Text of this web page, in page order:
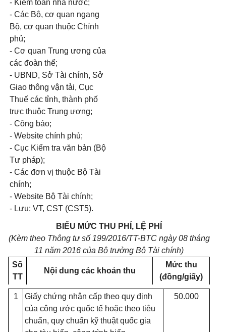
- Kiểm toán nhà nước;
- Các Bộ, cơ quan ngang
Bộ, cơ quan thuộc Chính
phủ;
- Cơ quan Trung ương của
các đoàn thể;
- UBND, Sở Tài chính, Sở
Giao thông vận tải, Cục
Thuế các tỉnh, thành phố
trực thuộc Trung ương;
- Công báo;
- Website chính phủ;
- Cục Kiểm tra văn bản (Bộ
Tư pháp);
- Các đơn vị thuộc Bộ Tài
chính;
- Website Bộ Tài chính;
- Lưu: VT, CST (CST5).
BIỂU MỨC THU PHÍ, LỆ PHÍ
(Kèm theo Thông tưsố 199/2016/TT-BTC ngày 08 tháng
11 năm 2016 của Bộ trưởng Bộ Tài chính)
Số
TT
Nội dung các khoản thu
Mức thu
(đồng/giấy)
1
Giấy chứng nhận cấp theo quy định
của công ước quốc tế hoặc theo tiêu
chuẩn, quy chuẩn kỹ thuật quốc gia
50.000